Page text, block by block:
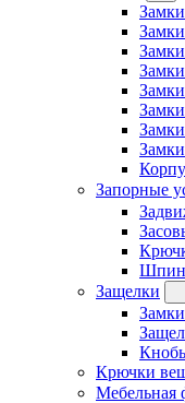
Запорные
Защелки
Крючки
Мебельная